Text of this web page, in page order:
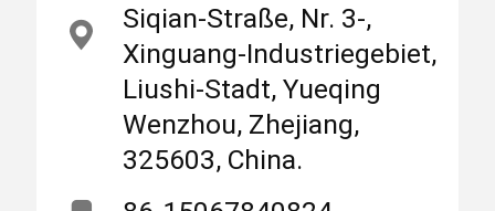
Produits
Markieren
Gerät des
Überlastschutzes
25A
,
Minileistungsschalter
25A
Siqian-Straße, Nr. 3-,
Xinguang-Industriegebiet,
Liushi-Stadt, Yueqing
Wenzhou, Zhejiang,
325603, China.